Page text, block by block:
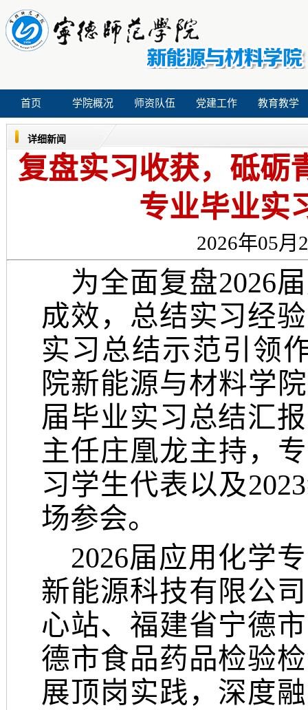
首页 学院概况 师资队伍 党建工作 教育教学
详细新闻
复盘实习收获，砥
专业毕业实
2026年05月
为全面复盘2026
成效，总结实习经
实习总结示范引领
院新能源与材料学
届毕业实习总结汇
主任庄凰龙主持，
习学生代表以及
场参会。
2026届应用化学
新能源科技有限公
心站、福建省宁德
德市食品药品检验
展顶岗实践，深度